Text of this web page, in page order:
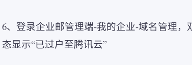
6、登录企业邮管理端-我的企业-域名管理，
态显示“已过户至腾讯云”